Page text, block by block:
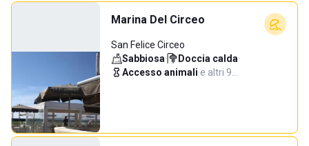
Marina Del Circeo
San Felice Circeo
Sabbiosa· Doccia calda·
Accesso animali·e altri 9…